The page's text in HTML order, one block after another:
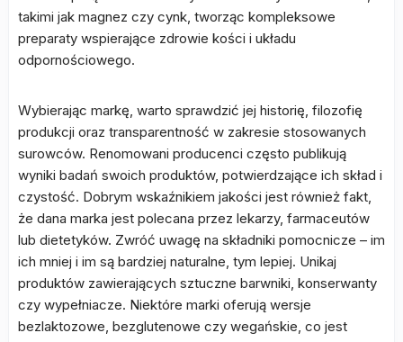
takimi jak magnez czy cynk, tworząc kompleksowe
preparaty wspierające zdrowie kości i układu
odpornościowego.
Wybierając markę, warto sprawdzić jej historię, filozofię
produkcji oraz transparentność w zakresie stosowanych
surowców. Renomowani producenci często publikują
wyniki badań swoich produktów, potwierdzające ich skład i
czystość. Dobrym wskaźnikiem jakości jest również fakt,
że dana marka jest polecana przez lekarzy, farmaceutów
lub dietetyków. Zwróć uwagę na składniki pomocnicze – im
ich mniej i im są bardziej naturalne, tym lepiej. Unikaj
produktów zawierających sztuczne barwniki, konserwanty
czy wypełniacze. Niektóre marki oferują wersje
bezlaktozowe, bezglutenowe czy wegańskie, co jest